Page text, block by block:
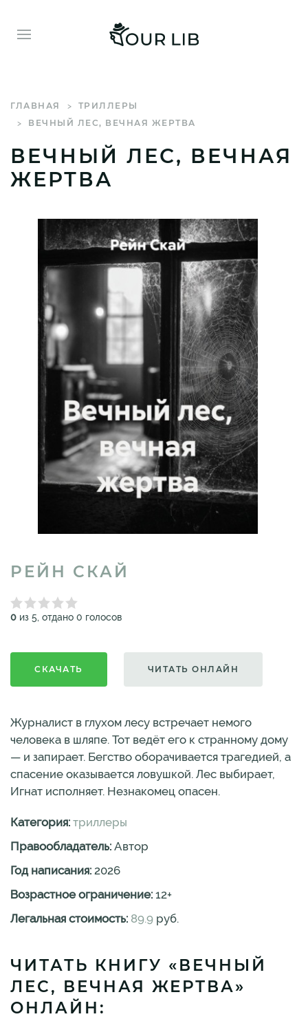
ГЛАВНАЯ
ТРИЛЛЕРЫ
ВЕЧНЫЙ ЛЕС, ВЕЧНАЯ ЖЕРТВА
ВЕЧНЫЙ ЛЕС, ВЕЧНАЯ
ЖЕРТВА
РЕЙН СКАЙ
0 из 5, отдано 0 голосов
СКАЧАТЬ ЧИТАТЬ ОНЛАЙН
Журналист в глухом лесу встречает немого
человека в шляпе. Тот ведёт его к странному дому
— и запирает. Бегство оборачивается трагедией, а
спасение оказывается ловушкой. Лес выбирает,
Игнат исполняет. Незнакомец опасен.
Категория: триллеры
Правообладатель: Автор
Год написания: 2026
Возрастное ограничение: 12+
Легальная стоимость: 89.9 руб.
ЧИТАТЬ КНИГУ «ВЕЧНЫЙ
ЛЕС, ВЕЧНАЯ ЖЕРТВА»
ОНЛАЙН: